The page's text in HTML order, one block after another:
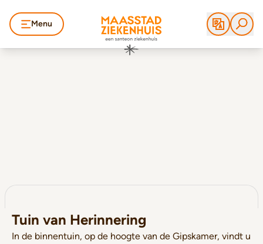
Menu
Tuin van Herinnering
In de binnentuin, op de hoogte van de Gipskamer, vindt u